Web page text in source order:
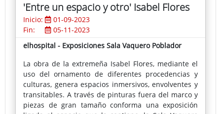
'Entre un espacio y otro' Isabel Flores
Inicio:
01-09-2023
Fin:
05-11-2023
elhospital - Exposiciones Sala Vaquero Poblador
La obra de la extremeña Isabel Flores, mediante el
uso del ornamento de diferentes procedencias y
culturas, genera espacios inmersivos, envolventes y
transitables. A través de pinturas fuera del marco y
piezas de gran tamaño conforma una exposición